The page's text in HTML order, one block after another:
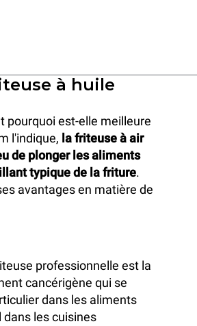
à huile
pourquoi est-elle meilleure
l'indique, la friteuse à air
de plonger les aliments
typique de la friture.
avantages en matière de
professionnelle est la
cancérigène qui se
dans les aliments
les cuisines